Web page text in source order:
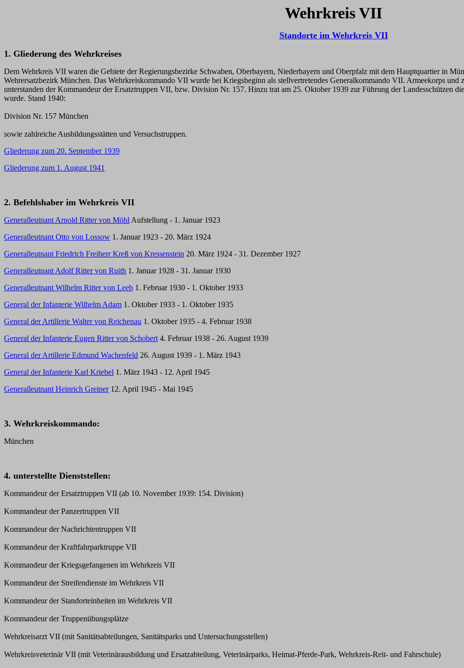
Wehrkreis VII
Standorte im Wehrkreis VII
1. Gliederung des Wehrkreises
Dem Wehrkreis VII waren die Gebiete der Regierungsbezirke Schwaben, Oberbayern, Niederbayern und Oberpfalz mit dem Hauptquartier in
Wehrersatzbezirk München. Das Wehrkreiskommando VII wurde bei Kriegsbeginn als stellvertretendes Generalkommando VII. Armeekorps
unterstanden der Kommandeur der Ersatztruppen VII, bzw. Division Nr. 157. Hinzu trat am 25. Oktober 1939 zur Führung der Landesschützen
wurde. Stand 1940:
Division Nr. 157 München
sowie zahlreiche Ausbildungsstätten und Versuchstruppen.
Gliederung zum 20. September 1939
Gliederung zum 1. August 1941
2. Befehlshaber im Wehrkreis VII
Generalleutnant Arnold Ritter von Möhl Aufstellung - 1. Januar 1923
Generalleutnant Otto von Lossow 1. Januar 1923 - 20. März 1924
Generalleutnant Friedrich Freiherr Kreß von Kressenstein 20. März 1924 - 31. Dezember 1927
Generalleutnant Adolf Ritter von Ruith 1. Januar 1928 - 31. Januar 1930
Generalleutnant Wilhelm Ritter von Leeb 1. Februar 1930 - 1. Oktober 1933
General der Infanterie Wilhelm Adam 1. Oktober 1933 - 1. Oktober 1935
General der Artillerie Walter von Reichenau 1. Oktober 1935 - 4. Februar 1938
General der Infanterie Eugen Ritter von Schobert 4. Februar 1938 - 26. August 1939
General der Artillerie Edmund Wachenfeld 26. August 1939 - 1. März 1943
General der Infanterie Karl Kriebel 1. März 1943 - 12. April 1945
Generalleutnant Heinrich Greiner12. April 1945 - Mai 1945
3. Wehrkreiskommando:
München
4. unterstellte Dienststellen:
Kommandeur der Ersatztruppen VII (ab 10. November 1939: 154. Division)
Kommandeur der Panzertruppen VII
Kommandeur der Nachrichtentruppen VII
Kommandeur der Kraftfahrparktruppe VII
Kommandeur der Kriegsgefangenen im Wehrkreis VII
Kommandeur der Streifendienste im Wehrkreis VII
Kommandeur der Standorteinheiten im Wehrkreis VII
Kommandeur der Truppenübungsplätze
Wehrkreisarzt VII (mit Sanitätsabteilungen, Sanitätsparks und Untersuchungsstellen)
Wehrkreisveterinär VII (mit Veterinärausbildung und Ersatzabteilung, Veterinärparks, Heimat-Pferde-Park, Wehrkreis-Reit- und Fahrschule)